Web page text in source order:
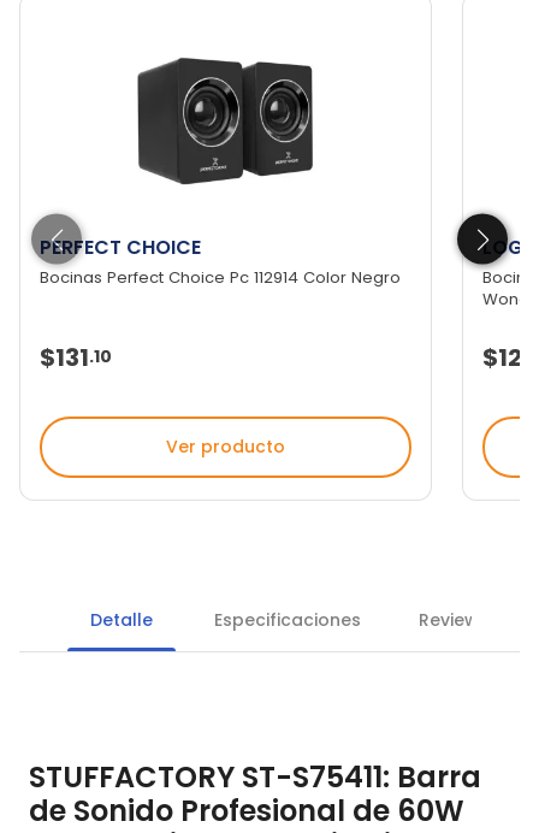
PERFECT CHOICE
Bocinas Perfect Choice Pc 112914 Color Negro
$131.10
Ver producto
Detalle Especificaciones Reviews
STUFFACTORY ST-S75411: Barra
de Sonido Profesional de 60W